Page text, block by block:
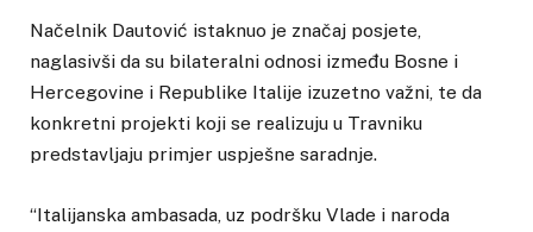
Načelnik Dautović istaknuo je značaj posjete,
naglasivši da su bilateralni odnosi između Bosne i
Hercegovine i Republike Italije izuzetno važni, te da
konkretni projekti koji se realizuju u Travniku
predstavljaju primjer uspješne saradnje.
“Italijanska ambasada, uz podršku Vlade i naroda